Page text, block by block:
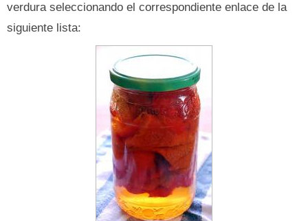
verdura seleccionando el correspondiente enlace de la
siguiente lista: